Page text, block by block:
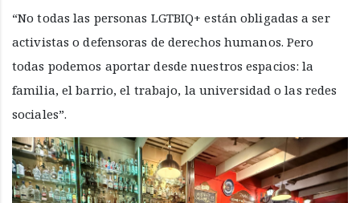
“No todas las personas LGTBIQ+ están obligadas a ser
activistas o defensoras de derechos humanos. Pero
todas podemos aportar desde nuestros espacios: la
familia, el barrio, el trabajo, la universidad o las redes
sociales”.